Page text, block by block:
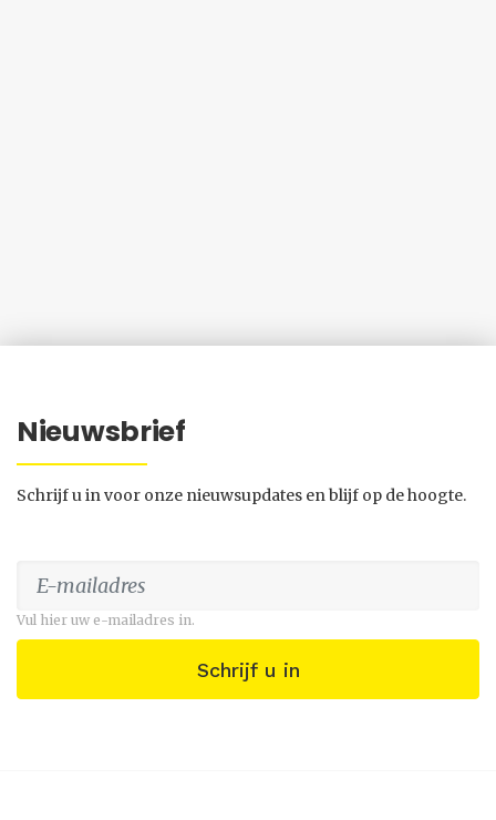
Nieuwsbrief
Schrijf u in voor onze nieuwsupdates en blijf op de hoogte.
Vul hier uw e-mailadres in.
Schrijf u in